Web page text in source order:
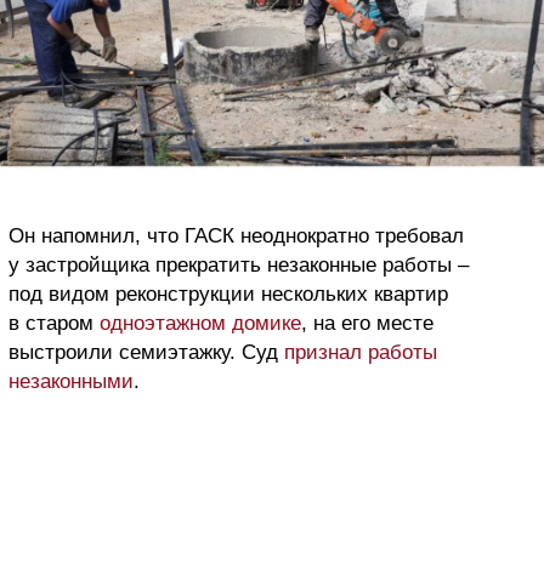
Он напомнил, что ГАСК неоднократно требовал
у застройщика прекратить незаконные работы –
под видом реконструкции нескольких квартир
в старом одноэтажном домике, на его месте
выстроили семиэтажку. Суд признал работы
незаконными.